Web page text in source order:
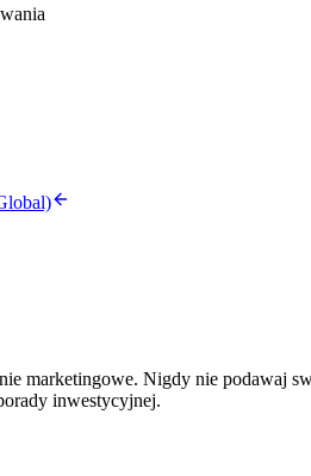
marketingowe. Nigdy nie podawaj
inwestycyjnej.